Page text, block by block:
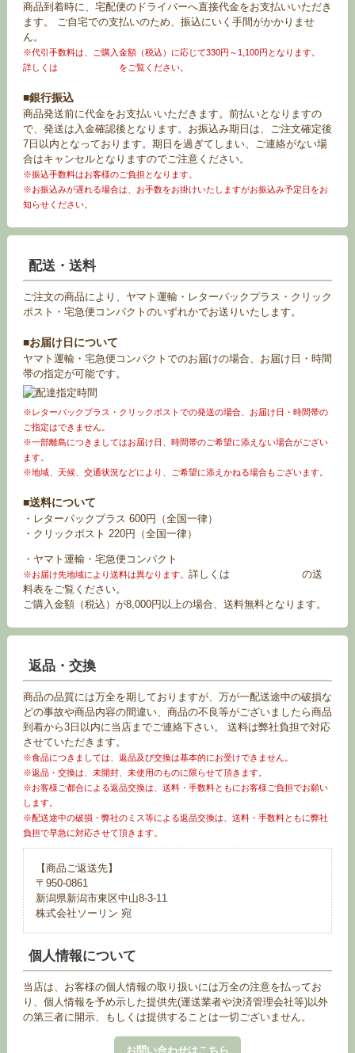
商品到着時に、宅配便のドライバーへ直接代金をお支払いいただき
ます。 ご自宅での支払いのため、振込にいく手間がかかりませ
ん。
※代引手数料は、ご購入金額（税込）に応じて330円～1,100円となります。
詳しくは
をご覧ください。
■銀行振込
商品発送前に代金をお支払いいただきます。前払いとなりますの
で、発送は入金確認後となります。お振込み期日は、ご注文確定後
7日以内となっております。期日を過ぎてしまい、ご連絡がない場
合はキャンセルとなりますのでご注意ください。
※振込手数料はお客様のご負担となります。
※お振込みが遅れる場合は、お手数をお掛けいたしますがお振込み予定日をお
知らせください。
配送・送料
ご注文の商品により、ヤマト運輸・レターパックプラス・クリック
ポスト・宅急便コンパクトのいずれかでお送りいたします。
■お届け日について
ヤマト運輸・宅急便コンパクトでのお届けの場合、お届け日・時間
帯の指定が可能です。
※レターパックプラス・クリックポストでの発送の場合、お届け日・時間帯の
ご指定はできません。
※一部離島につきましてはお届け日、時間帯のご希望に添えない場合がござい
ます。
※地域、天候、交通状況などにより、ご希望に添えかねる場合もございます。
■送料について
・レターパックプラス 600円（全国一律）
・クリックポスト 220円（全国一律）
・ヤマト運輸・宅急便コンパクト
※お届け先地域により送料は異なります。 詳しくは
の送
料表をご覧ください。
ご購入金額（税込）が8,000円以上の場合、送料無料となります。
返品・交換
商品の品質には万全を期しておりますが、万が一配送途中の破損な
どの事故や商品内容の間違い、商品の不良等がございましたら商品
到着から3日以内に当店までご連絡下さい。 送料は弊社負担で対応
させていただきます。
※食品につきましては、返品及び交換は基本的にお受けできません。
※返品・交換は、未開封、未使用のものに限らせて頂きます。
※お客様ご都合による返品交換は、送料・手数料ともにお客様ご負担でお願い
します。
※配送途中の破損・弊社のミス等による返品交換は、送料・手数料ともに弊社
負担で早急に対応させて頂きます。
【商品ご返送先】
〒950-0861
新潟県新潟市東区中山8-3-11
株式会社ソーリン 宛
個人情報について
当店は、お客様の個人情報の取り扱いには万全の注意を払ってお
り、個人情報を予め示した提供先(運送業者や決済管理会社等)以外
の第三者に開示、もしくは提供することは一切ございません。
お問い合わせはこちら